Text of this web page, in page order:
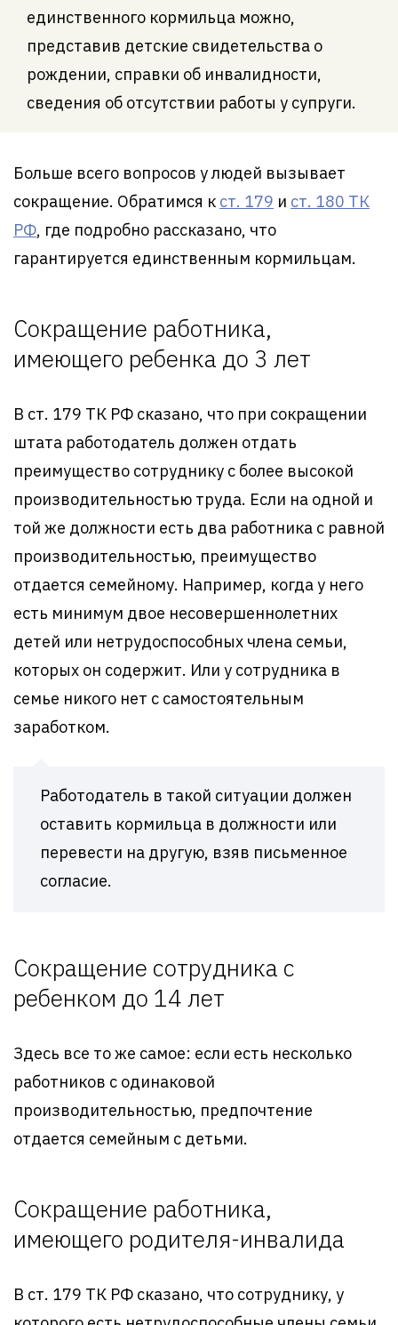
единственного кормильца можно,
представив детские свидетельства о
рождении, справки об инвалидности,
сведения об отсутствии работы у супруги.
Больше всего вопросов у людей вызывает
сокращение. Обратимся к ст. 179 и ст. 180 ТК
РФ, где подробно рассказано, что
гарантируется единственным кормильцам.
Сокращение работника,
имеющего ребенка до 3 лет
В ст. 179 ТК РФ сказано, что при сокращении
штата работодатель должен отдать
преимущество сотруднику с более высокой
производительностью труда. Если на одной и
той же должности есть два работника с равной
производительностью, преимущество
отдается семейному. Например, когда у него
есть минимум двое несовершеннолетних
детей или нетрудоспособных члена семьи,
которых он содержит. Или у сотрудника в
семье никого нет с самостоятельным
заработком.
Работодатель в такой ситуации должен
оставить кормильца в должности или
перевести на другую, взяв письменное
согласие.
Сокращение сотрудника с
ребенком до 14 лет
Здесь все то же самое: если есть несколько
работников с одинаковой
производительностью, предпочтение
отдается семейным с детьми.
Сокращение работника,
имеющего родителя-инвалида
В ст. 179 ТК РФ сказано, что сотруднику, у